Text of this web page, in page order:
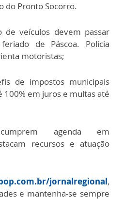
do Pronto Socorro.
de veículos devem passar
de Páscoa. Polícia
motoristas;
de impostos municipais
100% em juros e multas até
agenda em
recursos e atuação
jornalregional,
e mantenha-se sempre